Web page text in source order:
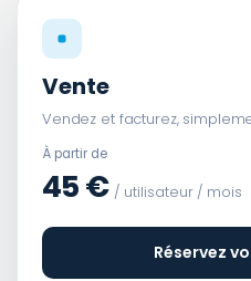
Vente
Vendez et facturez,
À partir de
45 € / utilisateur / mois
Réservez